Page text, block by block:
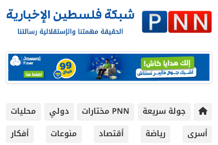
جولة سريعة PNN مختارات دولي
محليات
أسرى
رياضة أقتصاد منوعات
أفكار